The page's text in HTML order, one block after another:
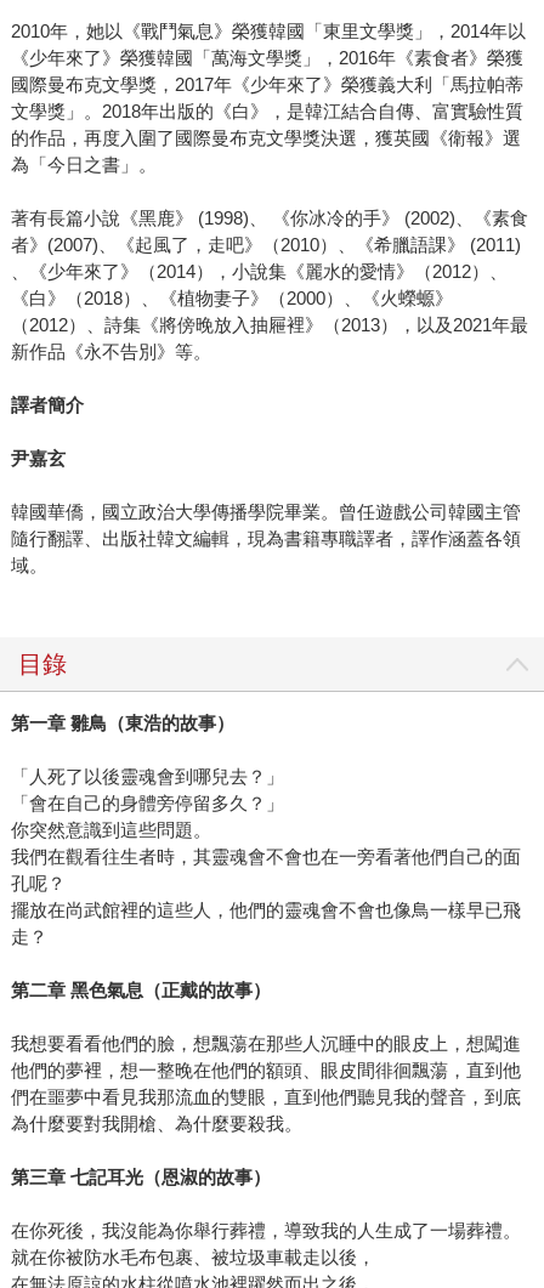
2010年，她以《戰鬥氣息》榮獲韓國「東里文學獎」，2014年以
《少年來了》榮獲韓國「萬海文學獎」，2016年《素食者》榮獲
國際曼布克文學獎，2017年《少年來了》榮獲義大利「馬拉帕蒂
文學獎」。2018年出版的《白》，是韓江結合自傳、富實驗性質
的作品，再度入圍了國際曼布克文學獎決選，獲英國《衛報》選
為「今日之書」。
著有長篇小說《黑鹿》 (1998)、 《你冰冷的手》 (2002)、《素食
者》(2007)、《起風了，走吧》（2010）、《希臘語課》 (2011)
、《少年來了》（2014），小說集《麗水的愛情》（2012）、
《白》（2018）、《植物妻子》（2000）、《火蠑螈》
（2012）、詩集《將傍晚放入抽屜裡》（2013），以及2021年最
新作品《永不告別》等。
譯者簡介
尹嘉玄
韓國華僑，國立政治大學傳播學院畢業。曾任遊戲公司韓國主管
隨行翻譯、出版社韓文編輯，現為書籍專職譯者，譯作涵蓋各領
域。
目錄
第一章 雛鳥（東浩的故事）
「人死了以後靈魂會到哪兒去？」
「會在自己的身體旁停留多久？」
你突然意識到這些問題。
我們在觀看往生者時，其靈魂會不會也在一旁看著他們自己的面
孔呢？
擺放在尚武館裡的這些人，他們的靈魂會不會也像鳥一樣早已飛
走？
第二章 黑色氣息（正戴的故事）
我想要看看他們的臉，想飄蕩在那些人沉睡中的眼皮上，想闖進
他們的夢裡，想一整晚在他們的額頭、眼皮間徘徊飄蕩，直到他
們在噩夢中看見我那流血的雙眼，直到他們聽見我的聲音，到底
為什麼要對我開槍、為什麼要殺我。
第三章 七記耳光（恩淑的故事）
在你死後，我沒能為你舉行葬禮，導致我的人生成了一場葬禮。
就在你被防水毛布包裹、被垃圾車載走以後，
在無法原諒的水柱從噴水池裡躍然而出之後，